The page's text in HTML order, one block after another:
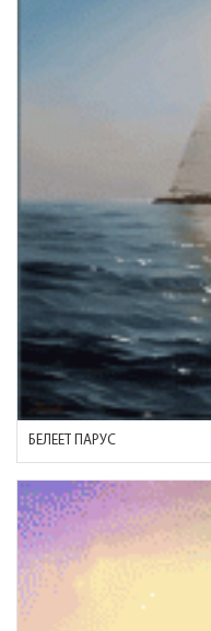
БЕЛЕЕТ ПАРУС